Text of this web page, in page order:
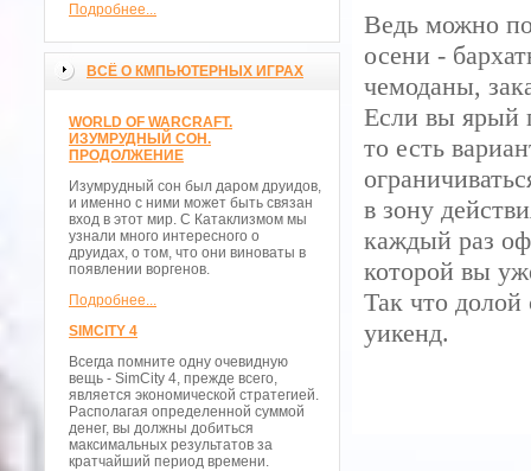
Подробнее...
ВСЁ О КМПЬЮТЕРНЫХ ИГРАХ
WORLD OF WARCRAFT.
ИЗУМРУДНЫЙ СОН.
ПРОДОЛЖЕНИЕ
Изумрудный сон был даром друидов,
и именно с ними может быть связан
вход в этот мир. С Катаклизмом мы
узнали много интересного о
друидах, о том, что они виноваты в
появлении воргенов.
Подробнее...
SIMCITY 4
Всегда помните одну очевидную
вещь - SimCity 4, прежде всего,
является экономической стратегией.
Располагая определенной суммой
денег, вы должны добиться
максимальных результатов за
кратчайший период времени.
Ведь можно
осени -
чемоданы,
Если вы ярый
то есть
в зону
каждый раз
которой вы
Так что долой
уикенд.